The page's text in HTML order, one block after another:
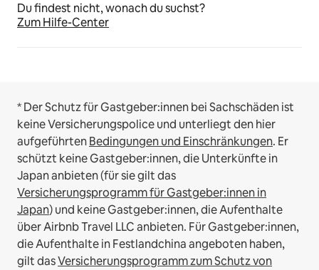
Du findest nicht, wonach du suchst?
Zum Hilfe-Center
* Der Schutz für Gastgeber:innen bei Sachschäden ist
keine Versicherungspolice und unterliegt den hier
aufgeführtenBedingungen und Einschränkungen. Er
schützt keine Gastgeber:innen, die Unterkünfte in
Japan anbieten (für sie gilt das
Versicherungsprogramm für Gastgeber:innen in
Japan) und keine Gastgeber:innen, die Aufenthalte
über Airbnb Travel LLC anbieten. Für Gastgeber:innen,
die Aufenthalte in Festlandchina angeboten haben,
gilt dasVersicherungsprogramm zum Schutz von